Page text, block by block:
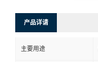
产品详请
主要用途